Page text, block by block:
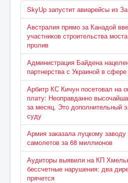
SkyUp запустит авиарейсы из
Австралия прямо за Канадой
участников строительства
пролив
Администрация Байдена
партнерства с Украиной в
Арбитр КС Кичун посетовал на
плату: Неоправданно
за месяц. Это дополнительный
суду
Армия заказала луцкому
самолетов за 68 миллионов
Аудиторы выявили на КП
бессчетные нарушения: два
прячется